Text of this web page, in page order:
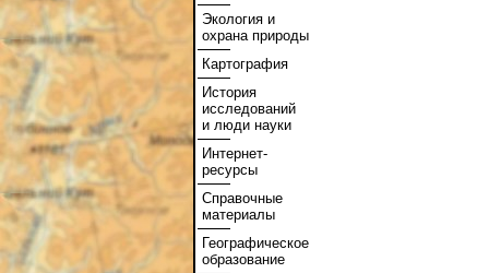
Экология и
охрана природы
Картография
История
исследований
и люди науки
Интернет-
ресурсы
Справочные
материалы
Географическое
образование